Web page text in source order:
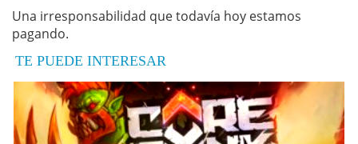
Una irresponsabilidad que todavía hoy estamos
pagando.
TE PUEDE INTERESAR